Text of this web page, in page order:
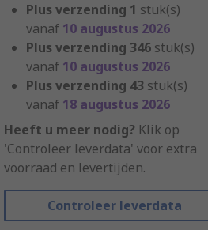
Plus verzending 1 stuk(s)
vanaf 10 augustus 2026
Plus verzending 346 stuk(s)
vanaf 10 augustus 2026
Plus verzending 43 stuk(s)
vanaf 18 augustus 2026
Heeft u meer nodig? Klik op
'Controleer leverdata' voor extra
voorraad en levertijden.
Controleer leverdata